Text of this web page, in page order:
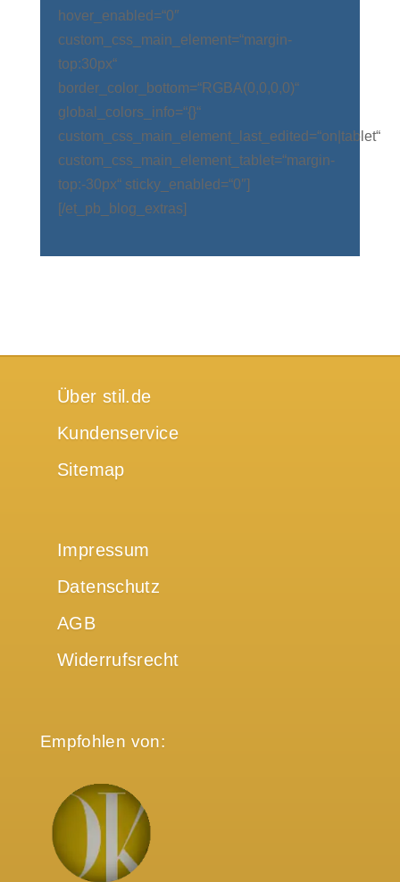
hover_enabled=“0″
custom_css_main_element=“margin-
top:30px“
border_color_bottom=“RGBA(0,0,0,0)“
global_colors_info=“{}“
custom_css_main_element_last_edited=“on|tablet“
custom_css_main_element_tablet=“margin-
top:-30px“ sticky_enabled=“0″]
[/et_pb_blog_extras]
Über stil.de
Kundenservice
Sitemap
Impressum
Datenschutz
AGB
Widerrufsrecht
Empfohlen von: